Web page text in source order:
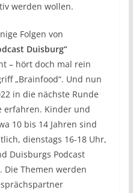
werden wollen.
Folgen von
Duisburg“
– hört doch mal rein
„Brainfood“. Und nun
in die nächste Runde
erfahren. Kinder und
10 bis 14 Jahren sind
dienstags 16-18 Uhr,
Duisburgs Podcast
Die Themen werden